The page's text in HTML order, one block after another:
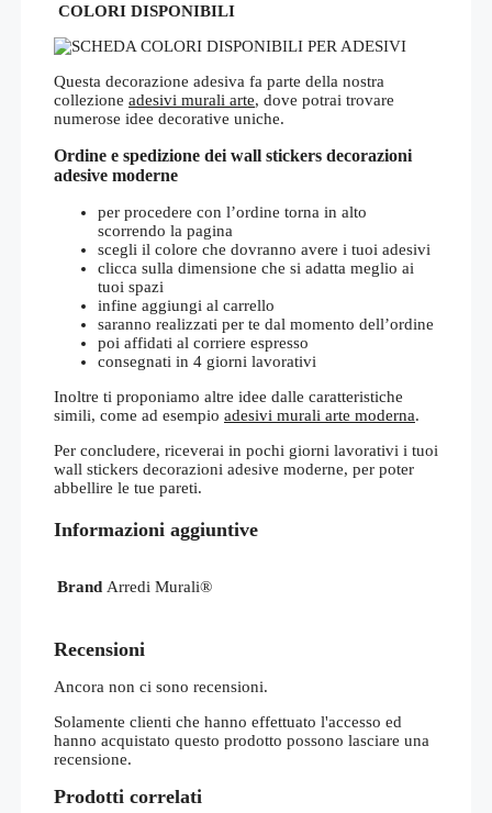
COLORI DISPONIBILI
Questa decorazione adesiva fa parte della nostra
collezione adesivi murali arte, dove potrai trovare
numerose idee decorative uniche.
Ordine e spedizione dei wall stickers decorazioni
adesive moderne
per procedere con l’ordine torna in alto
scorrendo la pagina
scegli il colore che dovranno avere i tuoi adesivi
clicca sulla dimensione che si adatta meglio ai
tuoi spazi
infine aggiungi al carrello
saranno realizzati per te dal momento dell’ordine
poi affidati al corriere espresso
consegnati in 4 giorni lavorativi
Inoltre ti proponiamo altre idee dalle caratteristiche
simili, come ad esempio adesivi murali arte moderna.
Per concludere, riceverai in pochi giorni lavorativi i tuoi
wall stickers decorazioni adesive moderne, per poter
abbellire le tue pareti.
Informazioni aggiuntive
Brand Arredi Murali®
Recensioni
Ancora non ci sono recensioni.
Solamente clienti che hanno effettuato l'accesso ed
hanno acquistato questo prodotto possono lasciare una
recensione.
Prodotti correlati